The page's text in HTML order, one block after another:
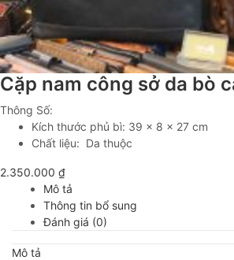
Cặp nam công sở da bò
Thông Số:
Kích thước phủ bì: 39 x 8 x 27 cm
Chất liệu: Da thuộc
2.350.000 ₫
Mô tả
Thông tin bổ sung
Đánh giá (0)
Mô tả